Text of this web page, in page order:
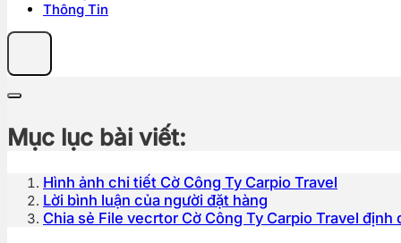
Thông Tin
Mục lục bài viết:
Hình ảnh chi tiết Cờ Công Ty Carpio Travel
Lời bình luận của người đặt hàng
Chia sẻ File vecrtor Cờ Công Ty Carpio Travel định